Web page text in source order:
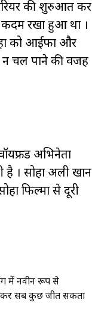
की शुरुआत कर
कदम रखा हुआ था ।
को आईफा और
न चल पाने की वजह
अभिनेता
। सोहा अली खान
फिल्मों से दूरी
में नवीन रूप से
कर सब कुछ जीत सकता